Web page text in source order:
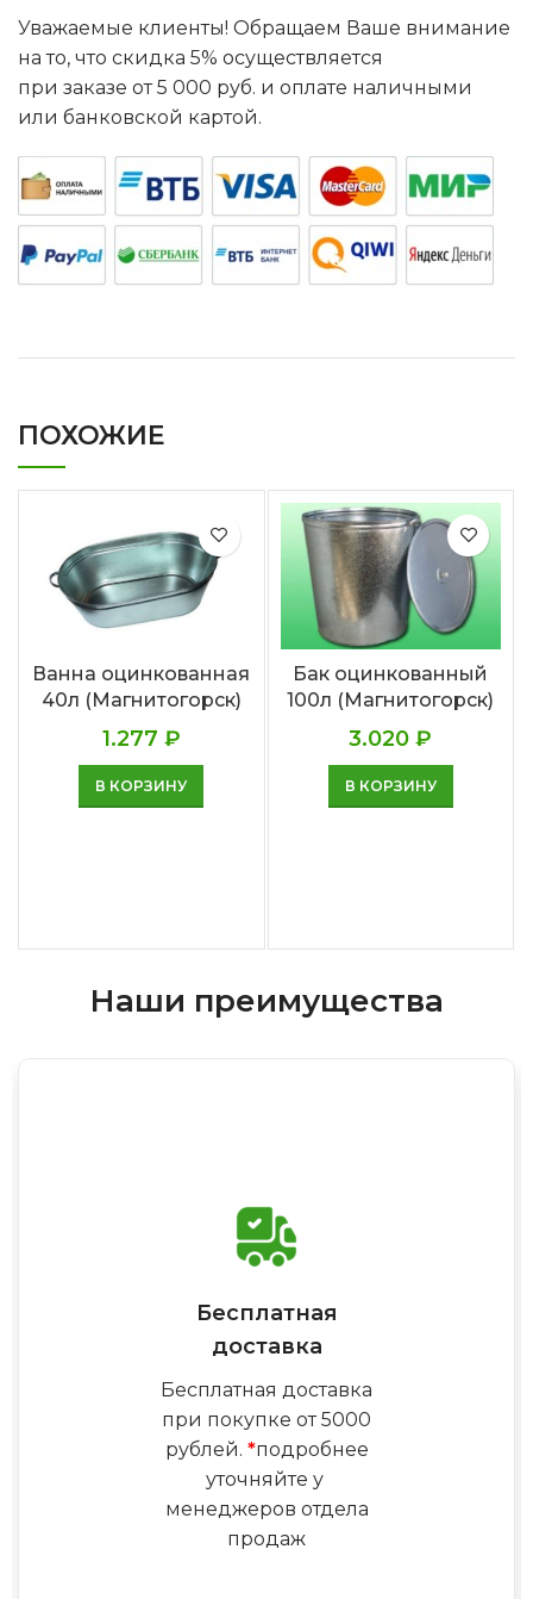
Уважаемые клиенты! Обращаем Ваше внимание
на то, что скидка 5% осуществляется
при заказе от 5 000 руб. и оплате наличными
или банковской картой.
ПОХОЖИЕ
Ванна оцинкованная
40л (Магнитогорск)
1.277 ₽
В КОРЗИНУ
Бак оцинкованный
100л (Магнитогорск)
3.020₽
В КОРЗИНУ
Наши преимущества
Бесплатная
доставка
Бесплатная доставка
при покупке от 5000
рублей. *подробнее
уточняйте у
менеджеров отдела
продаж